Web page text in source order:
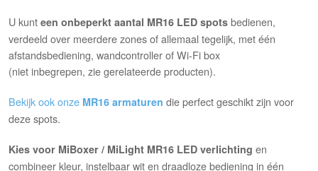
U kunteen onbeperkt aantal MR16 LED spots bedienen,
verdeeld over meerdere zones of allemaal tegelijk, met één
afstandsbediening, wandcontroller of Wi-Fi box
(niet inbegrepen, zie gerelateerde producten).
Bekijk ook onze MR16 armaturen die perfect geschikt zijn voor
deze spots.
Kies voor MiBoxer / MiLight MR16 LED verlichting en
combineer kleur, instelbaar wit en draadloze bediening in één